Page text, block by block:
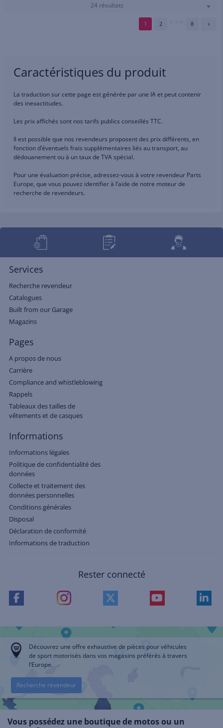
24 résultats
1 2 8
Caractéristiques du produit
La traduction sur cette page est générée par une IA et peut contenir
des inexactitudes.
Les prix affichés sont nos tarifs publics conseillés TTC.
Il est possible que nos revendeurs proposent des prix différents, en
fonction d’éventuels frais supplémentaires liés au transport, au
dédouanement ou à un taux de TVA spécial.
Pour une évaluation précise, adressez-vous à votre revendeur Parts
Europe, que vous pouvez identifier à l’aide de notre moteur de
recherche de revendeurs.
Services
Recherche revendeur
Catalogues
Built from our Garage
Magazins
Pages
A propos de nous
Carrière
Compliance and whistleblowing
Rappels
Tableaux des tailles de
vêtements et de casques
Informations
Informations légales
Politique de confidentialité des
données
Collecte et traitement des
données personnelles
Conditions générales
Disposal
Déclaration de conformité
Informations de traduction
Rester connecté
Découvrez une offre exhaustive de pièces pour véhicules
de sport motorisés dans vos magasins préférés à travers
l’Europe.
Recherche revendeur
Vous possédez une boutique de motos ou un